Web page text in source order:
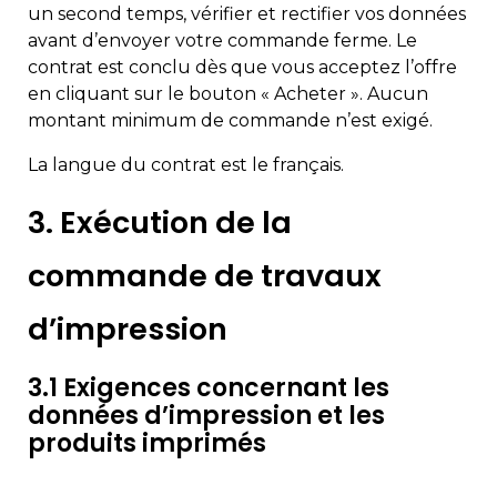
un second temps, vérifier et rectifier vos données
avant d’envoyer votre commande ferme. Le
contrat est conclu dès que vous acceptez l’offre
en cliquant sur le bouton « Acheter ». Aucun
montant minimum de commande n’est exigé.
La langue du contrat est le français.
3. Exécution de la
commande de travaux
d’impression
3.1 Exigences concernant les
données d’impression et les
produits imprimés